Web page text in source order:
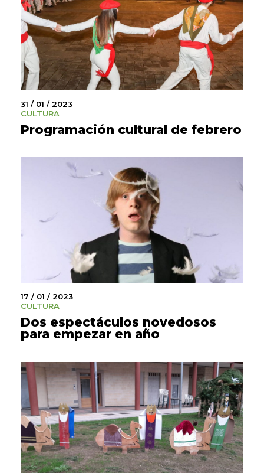
31 / 01 / 2023
CULTURA
Programación cultural de febrero
17 / 01 / 2023
CULTURA
Dos espectáculos novedosos
para empezar en año